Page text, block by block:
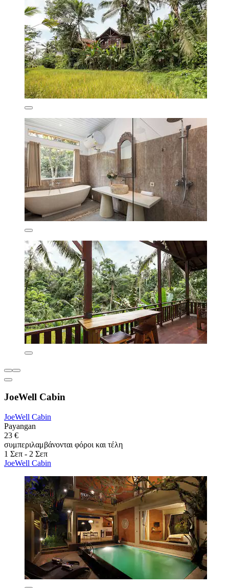
JoeWell Cabin
JoeWell Cabin
Payangan
23 €
συμπεριλαμβάνονται φόροι και τέλη
1 Σεπ - 2 Σεπ
JoeWell Cabin